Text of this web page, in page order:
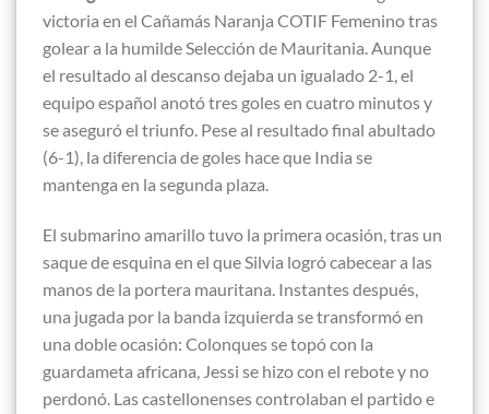
victoria en el Cañamás Naranja COTIF Femenino tras
golear a la humilde Selección de Mauritania. Aunque
el resultado al descanso dejaba un igualado 2-1, el
equipo español anotó tres goles en cuatro minutos y
se aseguró el triunfo. Pese al resultado final abultado
(6-1), la diferencia de goles hace que India se
mantenga en la segunda plaza.
El submarino amarillo tuvo la primera ocasión, tras un
saque de esquina en el que Silvia logró cabecear a las
manos de la portera mauritana. Instantes después,
una jugada por la banda izquierda se transformó en
una doble ocasión: Colonques se topó con la
guardameta africana, Jessi se hizo con el rebote y no
perdonó. Las castellonenses controlaban el partido e